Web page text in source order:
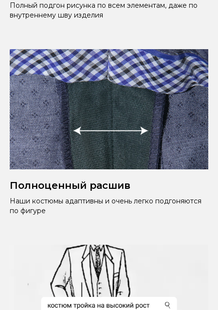
Полный подгон рисунка по всем элементам, даже по
внутреннему шву изделия
Полноценный расшив
Наши костюмы адаптивны и очень легко подгоняются
по фигуре